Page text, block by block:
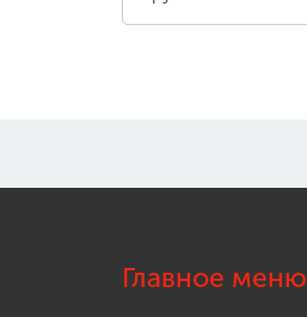
Главное меню